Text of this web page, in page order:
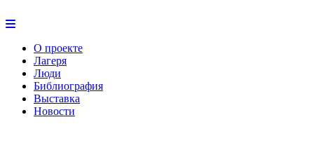
О проекте
Лагеря
Люди
Библиография
Выставка
Новости